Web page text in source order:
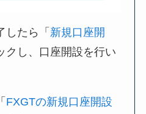
したら「 新規口座開
クし、口座開設を行い
FXGTの新規口座開設